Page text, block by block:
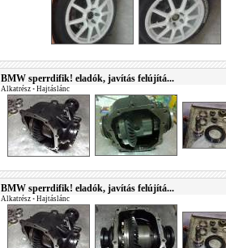
BMW sperrdifik! eladók, javítás felújítá...
Alkatrész • Hajtáslánc
BMW sperrdifik! eladók, javítás felújítá...
Alkatrész • Hajtáslánc